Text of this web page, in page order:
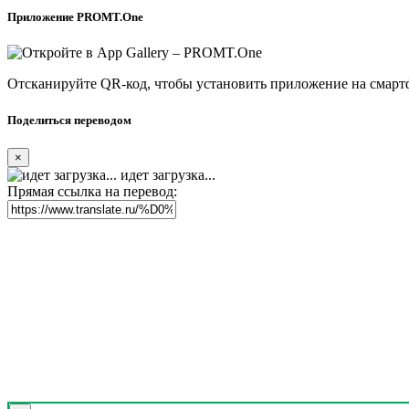
Приложение PROMT.One
Отсканируйте QR-код, чтобы установить приложение на
Поделиться переводом
×
идет загрузка...
Прямая ссылка на перевод: